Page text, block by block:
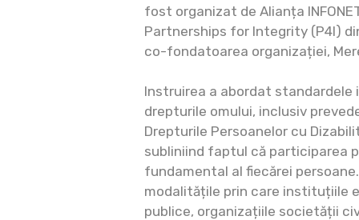
fost organizat de Alianța
Partnerships for Integrity (P4I)
co-fondatoarea organizației,
Instruirea a abordat standardele
drepturile omului, inclusiv
Drepturile Persoanelor cu
subliniind faptul că participarea
fundamental al fiecărei
modalitățile prin care instituțiile
publice, organizațiile societății